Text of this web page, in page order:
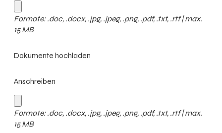
Formate: .doc, .docx, .jpg, .jpeg, .png, .pdf, .txt, .rtf | max.
15 MB
Dokumente hochladen
Anschreiben
Formate: .doc, .docx, .jpg, .jpeg, .png, .pdf, .txt, .rtf | max.
15 MB